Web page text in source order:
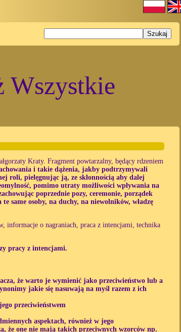
Kraty. Fragment powtarzalny, będący rdzeniem
i takie dążenia, jakby podtrzymywali
roli, pielęgnując ją, ze skłonnością aby dalej
pomimo utraty możliwości wpływania na
poprzednie pozy, ceremonie, porządek
same osoby, na duchy, na niewolników, władzę
informacje o nagraniach, praca z intencjami, technika
pracy z intencjami.
że warto je wymienić jako przeciwieństwo lub a
jakie się nasuwają na myśl razem z ich
przeciwieństwem
aspektach, również w jego
że one nie mają takich przeciwnych wzorców np.